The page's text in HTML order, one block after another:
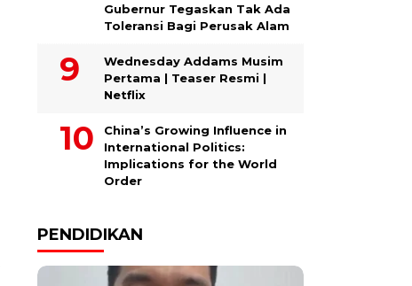
Gubernur Tegaskan Tak Ada
Toleransi Bagi Perusak Alam
Wednesday Addams Musim
Pertama | Teaser Resmi |
Netflix
China’s Growing Influence in
International Politics:
Implications for the World
Order
PENDIDIKAN